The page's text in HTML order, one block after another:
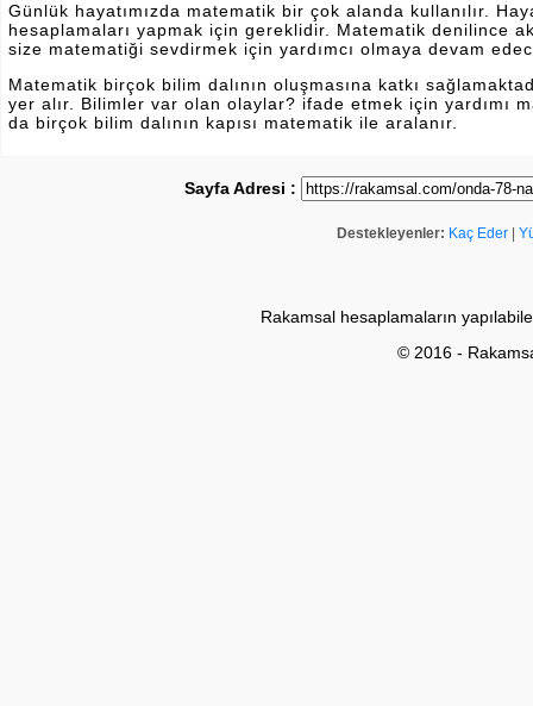
Günlük hayatımızda matematik bir çok alanda kullanılır.
hesaplamaları yapmak için gereklidir. Matematik denilince
size matematiği sevdirmek için yardımcı olmaya devam
Matematik birçok bilim dalının oluşmasına katkı
yer alır. Bilimler var olan olaylar? ifade etmek için yardımı
da birçok bilim dalının kapısı matematik ile aralanır.
Sayfa Adresi :
Destekleyenler: Kaç Eder
Rakamsal hesaplamaların
© 2016 -